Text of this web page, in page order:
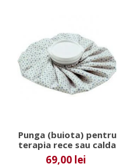
Punga (buiota) pentru
terapia rece sau calda
69,00 lei